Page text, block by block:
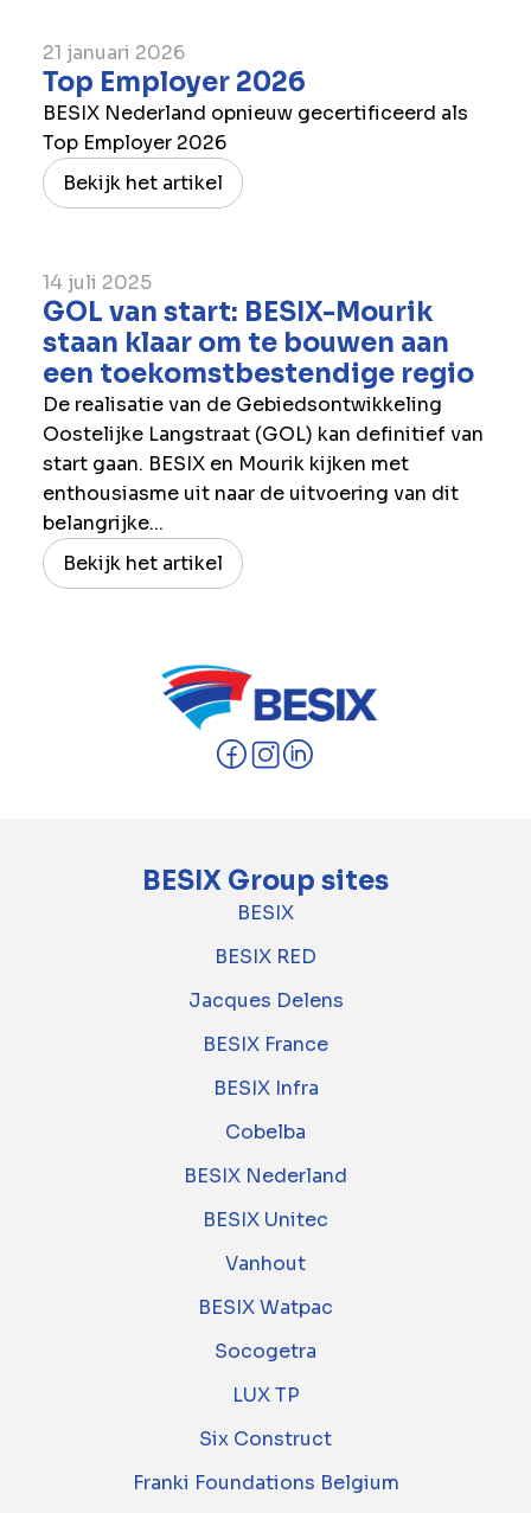
21 januari 2026
Top Employer 2026
BESIX Nederland opnieuw gecertificeerd als
Top Employer 2026
Bekijk het artikel
14 juli 2025
GOL van start: BESIX-Mourik
staan klaar om te bouwen aan
een toekomstbestendige regio
De realisatie van de Gebiedsontwikkeling
Oostelijke Langstraat (GOL) kan definitief van
start gaan. BESIX en Mourik kijken met
enthousiasme uit naar de uitvoering van dit
belangrijke...
Bekijk het artikel
BESIX Group sites
BESIX
BESIX RED
Jacques Delens
BESIX France
BESIX Infra
Cobelba
BESIX Nederland
BESIX Unitec
Vanhout
BESIX Watpac
Socogetra
LUX TP
Six Construct
Franki Foundations Belgium